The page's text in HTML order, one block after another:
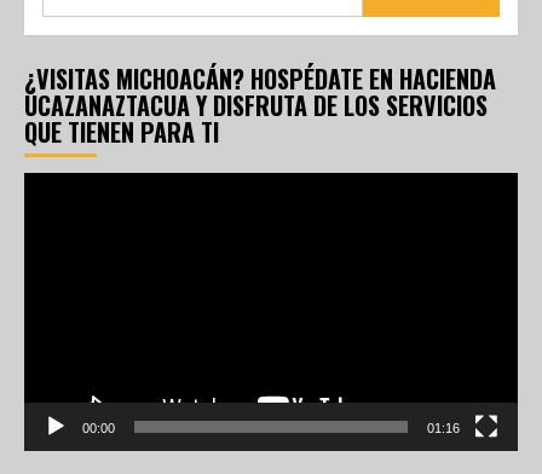
¿VISITAS MICHOACÁN? HOSPÉDATE EN HACIENDA
UCAZANAZTACUA Y DISFRUTA DE LOS SERVICIOS
QUE TIENEN PARA TI
00:00 01:16